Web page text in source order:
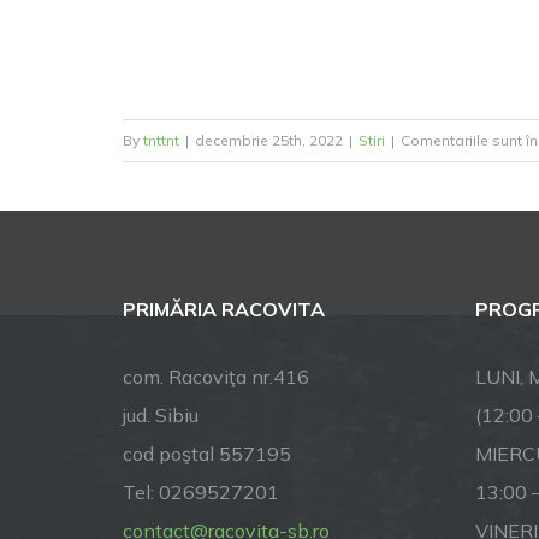
By tnttnt | decembrie 25th, 2022 | Stiri | Comentariile sunt
PRIMĂRIA RACOVITA
com. Racoviţa nr.416
jud. Sibiu
cod poştal 557195
Tel: 0269527201
contact@racovita-sb.ro
LUNI,
(12:00
13:00